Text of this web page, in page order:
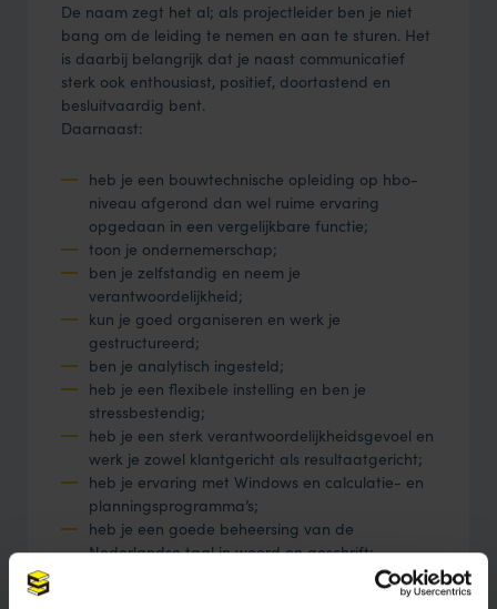
De naam zegt het al; als projectleider ben je niet
bang om de leiding te nemen en aan te sturen. Het
is daarbij belangrijk dat je naast communicatief
sterk ook enthousiast, positief, doortastend en
besluitvaardig bent.
Daarnaast:
heb je een bouwtechnische opleiding op hbo-
niveau afgerond dan wel ruime ervaring
opgedaan in een vergelijkbare functie;
toon je ondernemerschap;
ben je zelfstandig en neem je
verantwoordelijkheid;
kun je goed organiseren en werk je
gestructureerd;
ben je analytisch ingesteld;
heb je een flexibele instelling en ben je
stressbestendig;
heb je een sterk verantwoordelijkheidsgevoel en
werk je zowel klantgericht als resultaatgericht;
heb je ervaring met Windows en calculatie- en
planningsprogramma’s;
heb je een goede beheersing van de
Nederlandse taal in woord en geschrift;
ben je in het bezit van minimaal rijbewijs B.